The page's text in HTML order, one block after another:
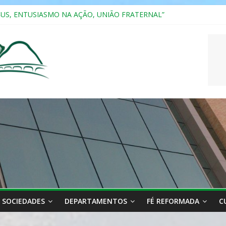
ENTUSIASMO NA AÇÃO, UNIÃO FRATERNAL”
Ensino e Relacionamento com Pessoas Atípicas
SOCIEDADES DEPARTAMENTOS FÉ REFORMADA